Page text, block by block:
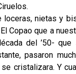
loceras, nietas y
Copao que a
del ’50- que
pasaron
cristalizara. Y